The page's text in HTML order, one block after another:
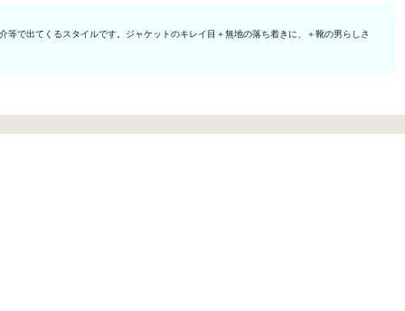
で出てくるスタイルです。ジャケットのキレイ目＋無地の落ち着きに、＋靴の男らしさ